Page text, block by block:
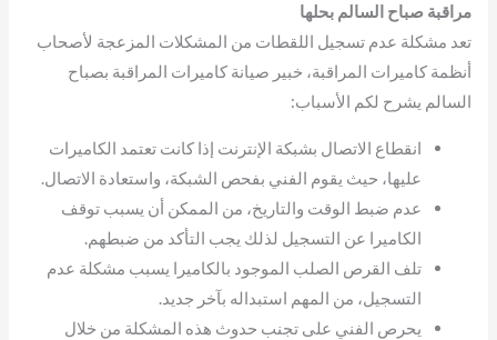
مراقبة صباح السالم بحلها
تعد مشكلة عدم تسجيل اللقطات من المشكلات المزعجة لأصحاب
أنظمة كاميرات المراقبة، خبير صيانة كاميرات المراقبة بصباح
السالم يشرح لكم الأسباب:
انقطاع الاتصال بشبكة الإنترنت إذا كانت تعتمد الكاميرات
عليها، حيث يقوم الفني بفحص الشبكة، واستعادة الاتصال.
عدم ضبط الوقت والتاريخ، من الممكن أن يسبب توقف
الكاميرا عن التسجيل لذلك يجب التأكد من ضبطهم.
تلف القرص الصلب الموجود بالكاميرا يسبب مشكلة عدم
التسجيل، من المهم استبداله بآخر جديد.
يحرص الفني على تجنب حدوث هذه المشكلة من خلال